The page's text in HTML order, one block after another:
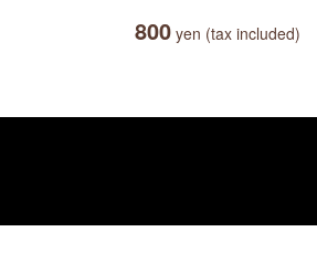
800 yen (tax included)